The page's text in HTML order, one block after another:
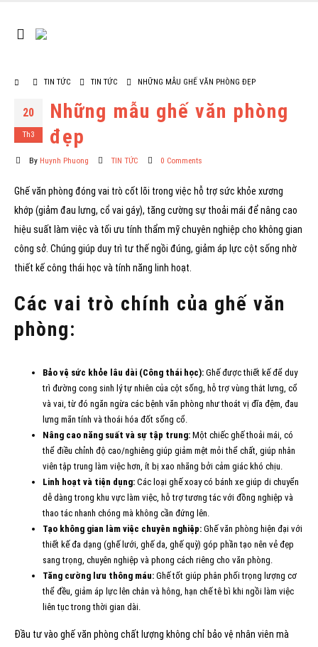
TIN TỨC TIN TỨC NHỮNG MẪU GHẾ VĂN PHÒNG ĐẸP
20
Th3
Những mẫu ghế văn phòng
đẹp
By Huynh Phuong TIN TỨC 0 Comments
Ghế văn phòng đóng vai trò cốt lõi trong việc hỗ trợ sức khỏe xương
khớp (giảm đau lưng, cổ vai gáy), tăng cường sự thoải mái để nâng cao
hiệu suất làm việc và tối ưu tính thẩm mỹ chuyên nghiệp cho không gian
công sở. Chúng giúp duy trì tư thế ngồi đúng, giảm áp lực cột sống nhờ
thiết kế công thái học và tính năng linh hoạt.
Các vai trò chính của ghế văn
phòng:
Bảo vệ sức khỏe lâu dài (Công thái học): Ghế được thiết kế để duy
trì đường cong sinh lý tự nhiên của cột sống, hỗ trợ vùng thắt lưng, cổ
và vai, từ đó ngăn ngừa các bệnh văn phòng như thoát vị đĩa đệm, đau
lưng mãn tính và thoái hóa đốt sống cổ.
Nâng cao năng suất và sự tập trung: Một chiếc ghế thoải mái, có
thể điều chỉnh độ cao/nghiêng giúp giảm mệt mỏi thể chất, giúp nhân
viên tập trung làm việc hơn, ít bị xao nhãng bởi cảm giác khó chịu.
Linh hoạt và tiện dụng: Các loại ghế xoay có bánh xe giúp di chuyển
dễ dàng trong khu vực làm việc, hỗ trợ tương tác với đồng nghiệp và
thao tác nhanh chóng mà không cần đứng lên.
Tạo không gian làm việc chuyên nghiệp: Ghế văn phòng hiện đại với
thiết kế đa dạng (ghế lưới, ghế da, ghế quỳ) góp phần tạo nên vẻ đẹp
sang trọng, chuyên nghiệp và phong cách riêng cho văn phòng.
Tăng cường lưu thông máu: Ghế tốt giúp phân phối trọng lượng cơ
thể đều, giảm áp lực lên chân và hông, hạn chế tê bì khi ngồi làm việc
liên tục trong thời gian dài.
Đầu tư vào ghế văn phòng chất lượng không chỉ bảo vệ nhân viên mà